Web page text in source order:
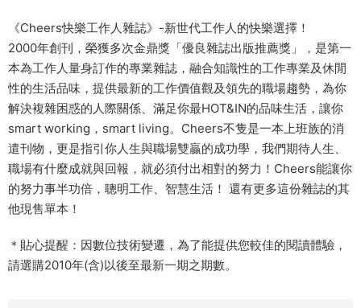
《Cheers快樂工作人雜誌》-新世代工作人的快樂選擇！
2000年創刊，榮獲多次金鼎獎「優良雜誌出版推薦獎」，是第一
本為工作人量身訂作的專業雜誌，融合知識性的工作專業及休閒
性的生活品味，提供最新的工作價值觀及領先的職場趨勢，為你
解決複雜困惑的人際關係、滿足你最HOT&IN的品味生活，讓你
smart working，smart living。Cheers不隻是一本上班族的消
遣刊物，更是指引你人生與職場雙贏的成功學，我們期待人生、
職場有什麼成就與回報，就必須付出相對的努力！Cheers能讓你
的努力事半功倍，聰明工作、智慧生活！ 還有更多這份雜誌的其
他現售單本！
＊貼心提醒：因數位技術變遷，為了能提供您較佳的閱讀體驗，
請選購2010年(含)以後至最新一期之期數。